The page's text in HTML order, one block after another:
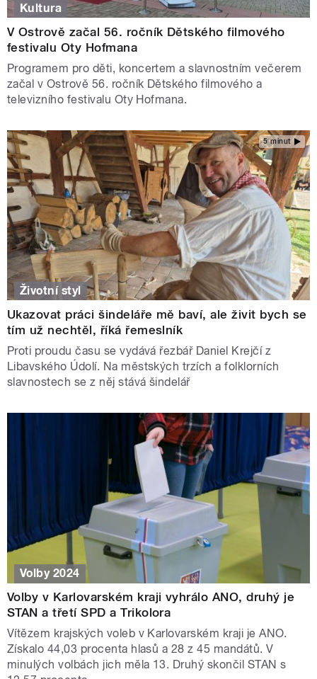
Kultura
V Ostrově začal 56. ročník Dětského filmového
festivalu Oty Hofmana
Programem pro děti, koncertem a slavnostním večerem
začal v Ostrově 56. ročník Dětského filmového a
televizního festivalu Oty Hofmana.
5 minut
Životní styl
Ukazovat práci šindeláře mě baví, ale živit bych se
tím už nechtěl, říká řemeslník
Proti proudu času se vydává řezbář Daniel Krejčí z
Libavského Údolí. Na městských trzích a folklorních
slavnostech se z něj stává šindelář
Volby 2024
Volby v Karlovarském kraji vyhrálo ANO, druhý je
STAN a třetí SPD a Trikolora
Vítězem krajských voleb v Karlovarském kraji je ANO.
Získalo 44,03 procenta hlasů a 28 z 45 mandátů. V
minulých volbách jich měla 13. Druhý skončil STAN s